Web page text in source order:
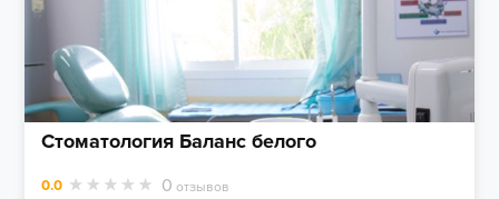
Стоматология Баланс белого
0.0 0 отзывов